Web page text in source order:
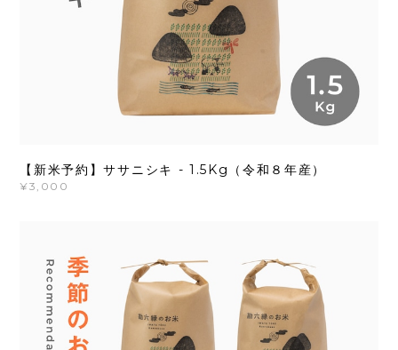
【新米予約】ササニシキ - 1.5Kg（令和８年産）
¥3,000